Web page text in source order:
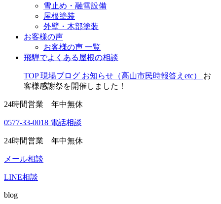
雪止め・融雪設備
屋根塗装
外壁・木部塗装
お客様の声
お客様の声 一覧
飛騨でよくある屋根の相談
TOP 現場ブログ お知らせ（高山市民時報答えetc）
お
客様感謝祭を開催しました！
24時間営業 年中無休
0577-33-0018 電話相談
24時間営業 年中無休
メール相談
LINE相談
blog